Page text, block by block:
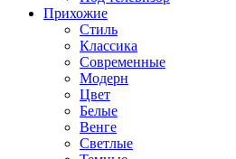
Прихожие
Стиль
Классика
Современные
Модерн
Цвет
Белые
Венге
Светлые